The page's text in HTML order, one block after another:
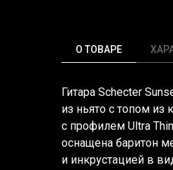
О ТОВАРЕ
Гитара Schecter
из ньято с топом из
с профилем Ultra
оснащена баритон
и инкрустацией в